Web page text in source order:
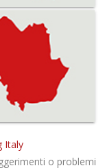
Italy
o problemi